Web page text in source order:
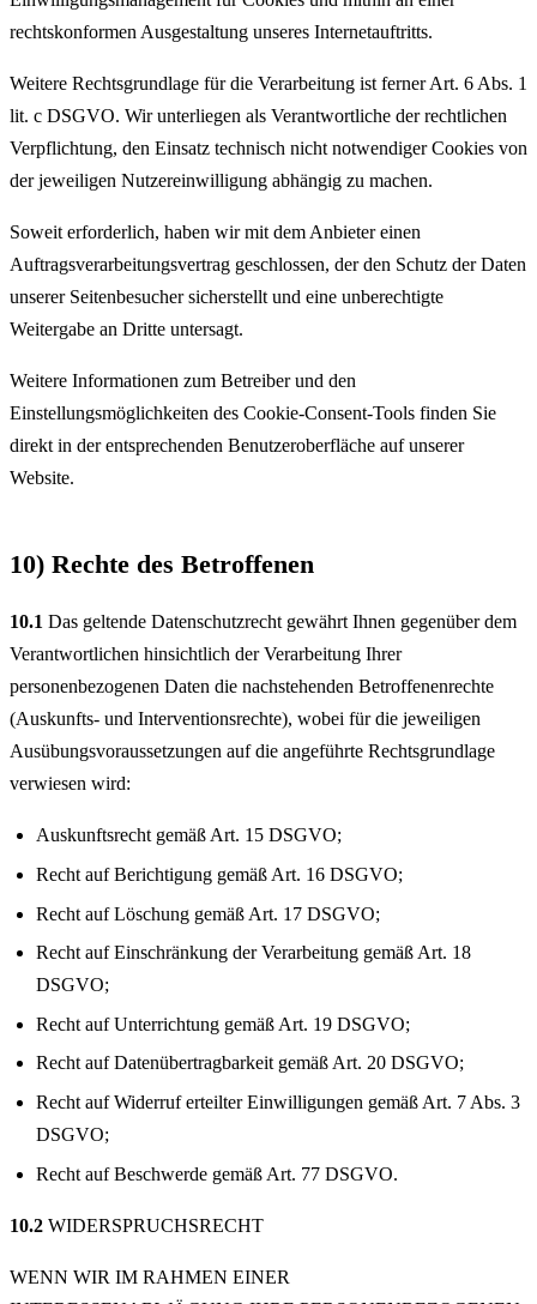
rechtskonformen Ausgestaltung unseres Internetauftritts.
Weitere Rechtsgrundlage für die Verarbeitung ist ferner Art. 6 Abs. 1
lit. c DSGVO. Wir unterliegen als Verantwortliche der rechtlichen
Verpflichtung, den Einsatz technisch nicht notwendiger Cookies von
der jeweiligen Nutzereinwilligung abhängig zu machen.
Soweit erforderlich, haben wir mit dem Anbieter einen
Auftragsverarbeitungsvertrag geschlossen, der den Schutz der Daten
unserer Seitenbesucher sicherstellt und eine unberechtigte
Weitergabe an Dritte untersagt.
Weitere Informationen zum Betreiber und den
Einstellungsmöglichkeiten des Cookie-Consent-Tools finden Sie
direkt in der entsprechenden Benutzeroberfläche auf unserer
Website.
10) Rechte des Betroffenen
10.1 Das geltende Datenschutzrecht gewährt Ihnen gegenüber dem
Verantwortlichen hinsichtlich der Verarbeitung Ihrer
personenbezogenen Daten die nachstehenden Betroffenenrechte
(Auskunfts- und Interventionsrechte), wobei für die jeweiligen
Ausübungsvoraussetzungen auf die angeführte Rechtsgrundlage
verwiesen wird:
Auskunftsrecht gemäß Art. 15 DSGVO;
Recht auf Berichtigung gemäß Art. 16 DSGVO;
Recht auf Löschung gemäß Art. 17 DSGVO;
Recht auf Einschränkung der Verarbeitung gemäß Art. 18
DSGVO;
Recht auf Unterrichtung gemäß Art. 19 DSGVO;
Recht auf Datenübertragbarkeit gemäß Art. 20 DSGVO;
Recht auf Widerruf erteilter Einwilligungen gemäß Art. 7 Abs. 3
DSGVO;
Recht auf Beschwerde gemäß Art. 77 DSGVO.
10.2 WIDERSPRUCHSRECHT
WENN WIR IM RAHMEN EINER